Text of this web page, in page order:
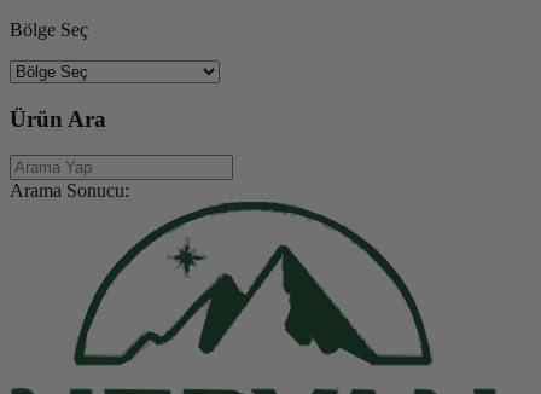
Bölge Seç
Ürün Ara
Arama Sonucu: